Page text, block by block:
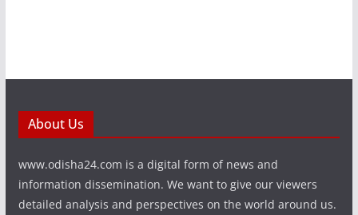
About Us
www.odisha24.com is a digital form of news and
information dissemination. We want to give our viewers
detailed analysis and perspectives on the world around us.